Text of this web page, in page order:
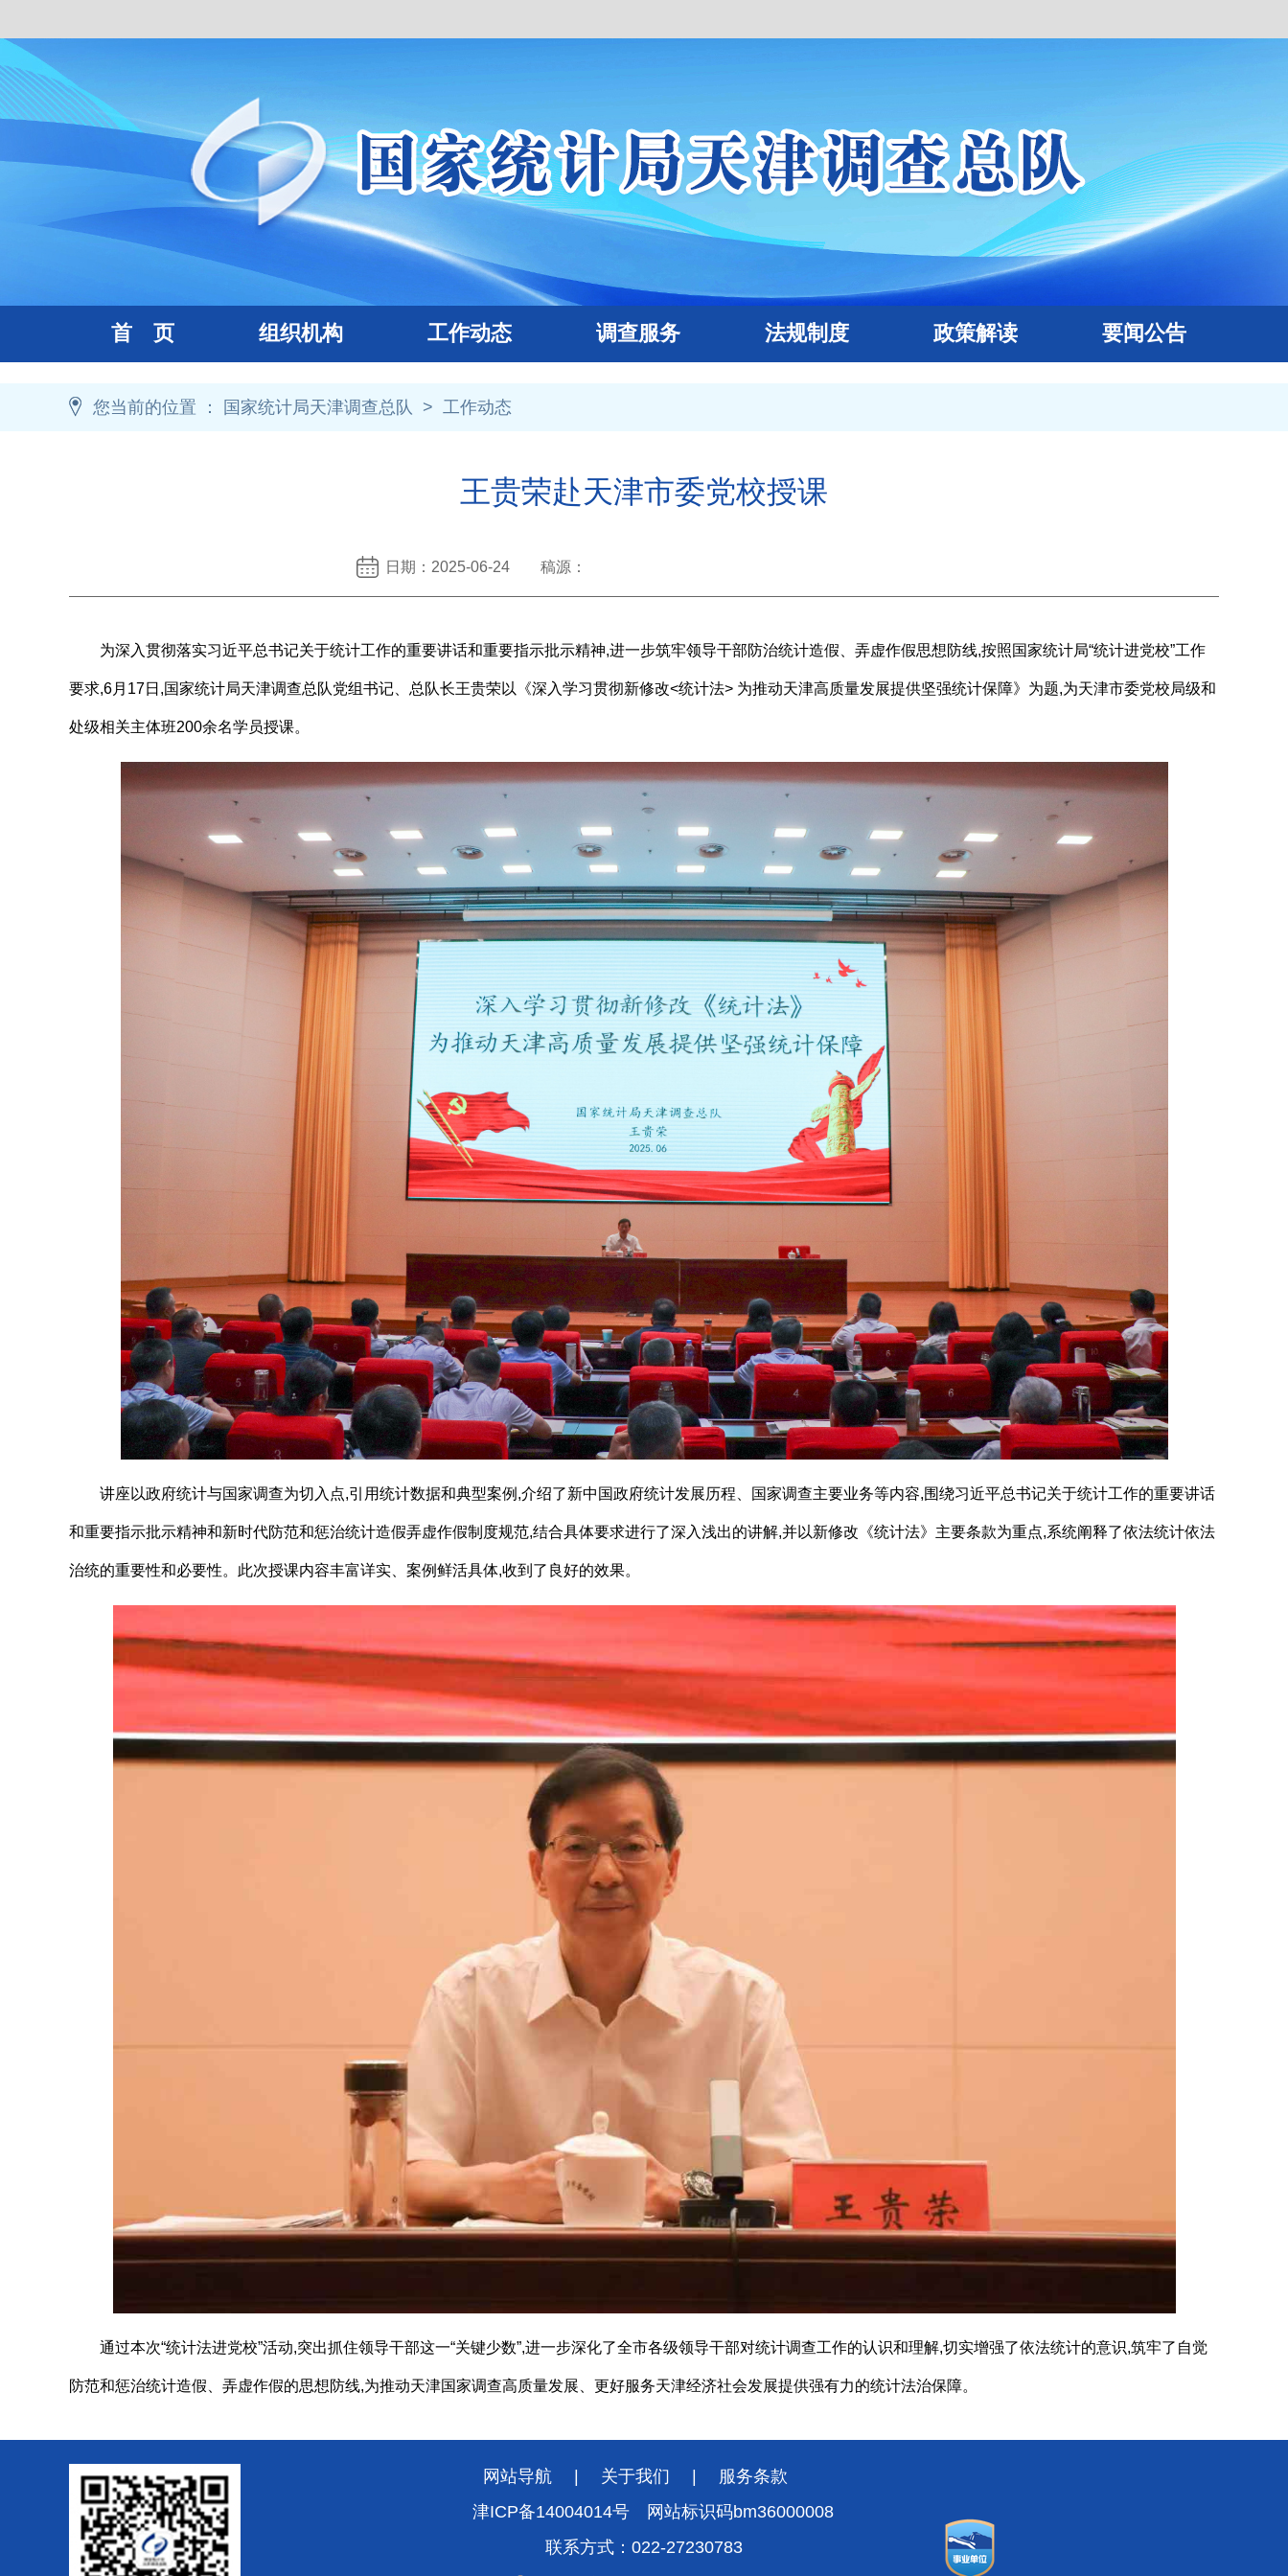
首 页 组织机构 工作动态 调查服务 法规制度 政策解读 要闻公告
您当前的位置 ： 国家统计局天津调查总队 > 工作动态
王贵荣赴天津市委党校授课
日期：2025-06-24 稿源：
为深入贯彻落实习近平总书记关于统计工作的重要讲话和重要指示批示精神,进一步筑牢领导干部防治统计造假、弄虚作假思想防线,按照国家统计局“统计进党校”工作
要求,6月17日,国家统计局天津调查总队党组书记、总队长王贵荣以《深入学习贯彻新修改<统计法> 为推动天津高质量发展提供坚强统计保障》为题,为天津市委党校局级和
处级相关主体班200余名学员授课。
讲座 以政府统计与国家调查为切入点,引用统计数据和典型案例,介绍了新中国政府统计发展历程、国家调查主要业务等内容,围绕习近平总书记关于统计工作的重要讲话
和重要指示批示精神和新时代防范和惩治统计造假弄虚作假制度规范,结合具体要求进行了深入浅出的讲解,并以新修改《统计法》 主要条款为重点,系统阐释了依法统计依法
治统的重要性和必要性。此次授课内容丰富详实、案例鲜活具体,收到了良好的效果。
通过本次“统计法进党校”活动,突出抓住领导干部这一“关键少数”,进一步深化了全市各级领导干部对统计调查工作的认识和理解,切实增强了依法统计的意识,筑牢了自觉
防范和惩治统计造假、弄虚作假的思想防线,为推动天津国家调查高质量发展、更好服务天津经济社会发展提供强有力的统计法治保障。
网站导航 关于我们
服务条款
津ICP备14004014号网站标识码bm36000008
联系方式：022-27230783